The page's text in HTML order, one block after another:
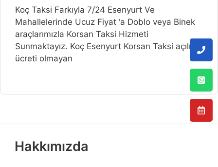
Koç Taksi Farkıyla 7/24 Esenyurt Ve
Mahallelerinde Ucuz Fiyat ‘a Doblo veya Binek
araçlarımızla Korsan Taksi Hizmeti
Sunmaktayız. Koç Esenyurt Korsan Taksi açılış
ücreti olmayan
Hakkımızda